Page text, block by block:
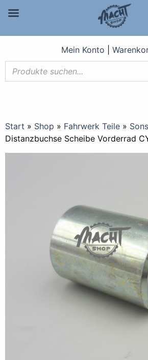
Mein Konto
Start » Shop » Fahrwerk Teile »
Distanzbuchse Scheibe Vorderrad